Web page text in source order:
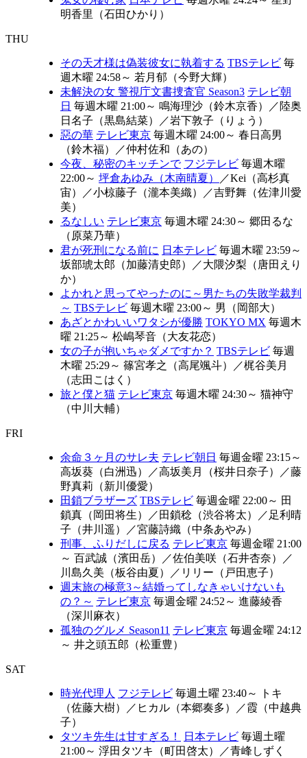
明香里（石田ひかり）
THU
その天才様は偽装彼女に執着する TBSテレビ 毎
週木曜 24:58～ 若月郁（今野大輝）
未解決の女 警視庁文書捜査官 Season3 テレビ朝
日 毎週木曜 21:00～ 鳴海理沙（鈴木京香） ／ 陸奥
日名子（黒島結菜）
／岩下敦子（りょう）
惡の華 テレビ東京 毎週木曜 24:00～ 春日高男
（鈴木福）
／仲村佐和（あの）
今夜、秘密のキッチンで フジテレビ 毎週木曜
22:00～ 坪倉あゆみ（木南晴夏） ／Kei（高杉真
宙）
／小椋藤子（瀧本美織） ／吉野舞（佐津川愛
美）
るなしい テレビ東京 毎週木曜 24:30～ 郷田るな
（原菜乃華）
君が死刑になる前に 日本テレビ 毎週木曜 23:59～
坂部琥太郎（加藤清史郎）
／大隈汐梨（唐田えり
か）
よかれと思ってやったのに～男たちの失敗学裁判
～ TBSテレビ 毎週木曜 23:00～ 男（岡部大）
あざとかわいいワタシが優勝 TOKYO MX 毎週木
曜 21:25～ 松嶋琴音（大友花恋）
女の子が抱いちゃダメですか？ TBSテレビ 毎週
木曜 25:29～ 篠宮孝之（高尾颯斗） ／梶谷美月
（志田こはく）
旅と僕と猫 テレビ東京 毎週木曜 24:30～ 猫神守
（中川大輔）
FRI
余命３ヶ月のサレ夫 テレビ朝日 毎週金曜 23:15～
高坂葵（白洲迅）
／高坂美月（桜井日奈子） ／藤
野真莉（新川優愛）
田鎖ブラザーズ TBSテレビ 毎週金曜 22:00～ 田
鎖真（岡田将生）
／ 田鎖稔（渋谷将太） ／足利晴
子（井川遥）
／宮藤詩織（中条あやみ）
刑事、ふりだしに戻る テレビ東京 毎週金曜 21:00
～ 百武誠（濱田岳） ／佐伯美咲（石井杏奈）
／
川島久美（板谷由夏）
／ リリー（戸田恵子）
週末旅の極意3～結婚ってしなきゃいけないも
の？～ テレビ東京 毎週金曜 24:52～ 進藤綾香
（深川麻衣）
孤独のグルメ Season11 テレビ東京 毎週金曜 24:12
～ 井之頭五郎（松重豊）
SAT
時光代理人 フジテレビ 毎週土曜 23:40～
トキ
（佐藤大樹）
／ ヒカル（本郷奏多） ／霞（中越典
子）
タツキ先生は甘すぎる！
日本テレビ 毎週土曜
21:00～ 浮田タツキ（町田啓太） ／青峰しずく